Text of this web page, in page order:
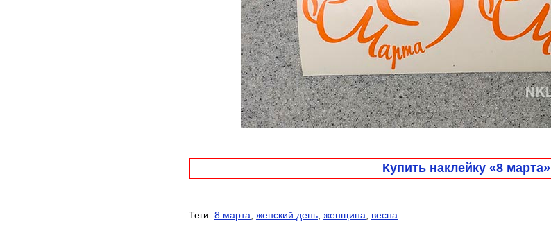
Купить наклейку «8 марта»
Теги: 8 марта женский день женщина весна